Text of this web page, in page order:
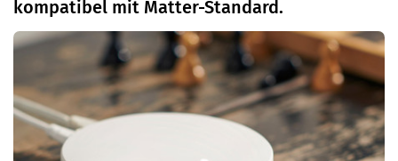
kompatibel mit Matter-Standard.